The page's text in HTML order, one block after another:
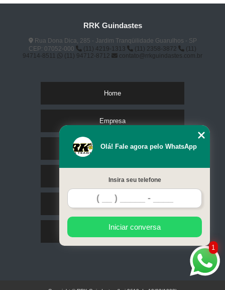
RRK Guindastes
Rua Dona Dica, 285 - Jardim Tranqüilidade Guarulhos - SP
CEP: 07052-000
(11) 4219-1313 (11) 2358-3872
(11)
94714-8511
(11) 94712-8712 contato@rrkguindastes.com.br
Home
Empresa
Missão
Serviços
Contato
Mapa do site
1
Olá! Fale agora pelo WhatsApp
Insira seu telefone
Iniciar conversa